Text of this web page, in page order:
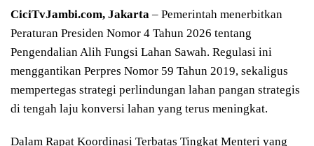
CiciTvJambi.com, Jakarta – Pemerintah menerbitkan
Peraturan Presiden Nomor 4 Tahun 2026 tentang
Pengendalian Alih Fungsi Lahan Sawah. Regulasi ini
menggantikan Perpres Nomor 59 Tahun 2019, sekaligus
mempertegas strategi perlindungan lahan pangan strategis
di tengah laju konversi lahan yang terus meningkat.
Dalam Rapat Koordinasi Terbatas Tingkat Menteri yang